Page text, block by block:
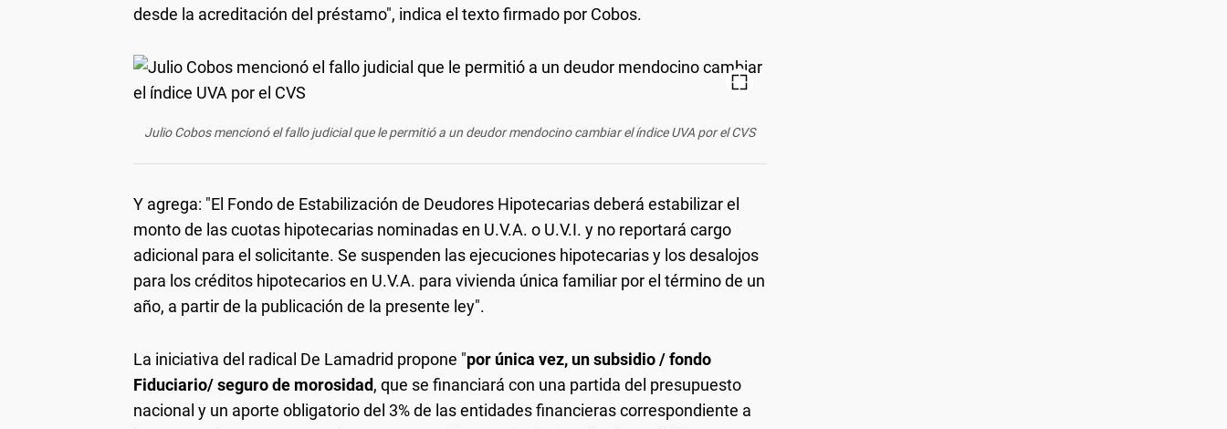
desde la acreditación del préstamo", indica el texto firmado por Cobos.
Julio Cobos mencionó el fallo judicial que le permitió a un deudor mendocino cambiar el índice UVA por el CVS
Y agrega: "El Fondo de Estabilización de Deudores Hipotecarias deberá estabilizar el
monto de las cuotas hipotecarias nominadas en U.V.A. o U.V.I. y no reportará cargo
adicional para el solicitante. Se suspenden las ejecuciones hipotecarias y los desalojos
para los créditos hipotecarios en U.V.A. para vivienda única familiar por el término de un
año, a partir de la publicación de la presente ley".
La iniciativa del radical De Lamadrid propone "por única vez, un subsidio / fondo
Fiduciario/ seguro de morosidad, que se financiará con una partida del presupuesto
nacional y un aporte obligatorio del 3% de las entidades financieras correspondiente a